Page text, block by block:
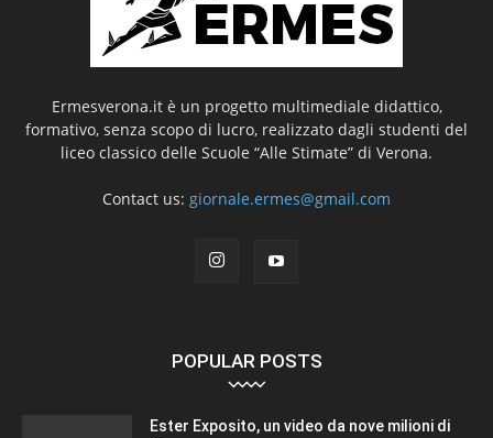
Ermesverona.it è un progetto multimediale didattico,
formativo, senza scopo di lucro, realizzato dagli studenti del
liceo classico delle Scuole “Alle Stimate” di Verona.
Contact us: giornale.ermes@gmail.com
POPULAR POSTS
Ester Exposito, un video da nove milioni di